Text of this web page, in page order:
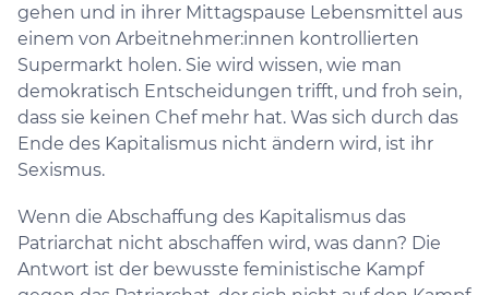
gehen und in ihrer Mittagspause Lebensmittel aus
einem von Arbeitnehmer:innen kontrollierten
Supermarkt holen. Sie wird wissen, wie man
demokratisch Entscheidungen trifft, und froh sein,
dass sie keinen Chef mehr hat. Was sich durch das
Ende des Kapitalismus nicht ändern wird, ist ihr
Sexismus.
Wenn die Abschaffung des Kapitalismus das
Patriarchat nicht abschaffen wird, was dann? Die
Antwort ist der bewusste feministische Kampf